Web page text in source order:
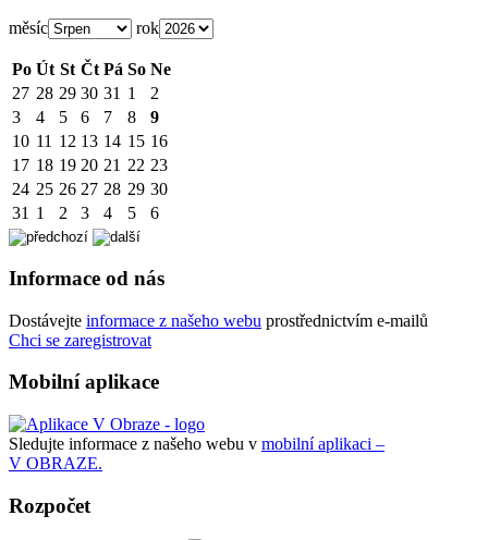
měsíc rok
Po Út St Čt Pá So Ne
27 28 29 30 31 1
2
3
4 5 6 7 8
9
10 11 12 13 14 15 16
17 18 19 20 21 22 23
24 25 26 27 28 29 30
31 1 2 3 4 5 6
Informace od nás
Dostávejte informace z našeho webu prostřednictvím e-mailů
Chci se zaregistrovat
Mobilní aplikace
Sledujte informace z našeho webu v mobilní aplikaci –
V OBRAZE.
Rozpočet